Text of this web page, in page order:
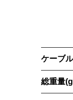
ケーブ
総重量